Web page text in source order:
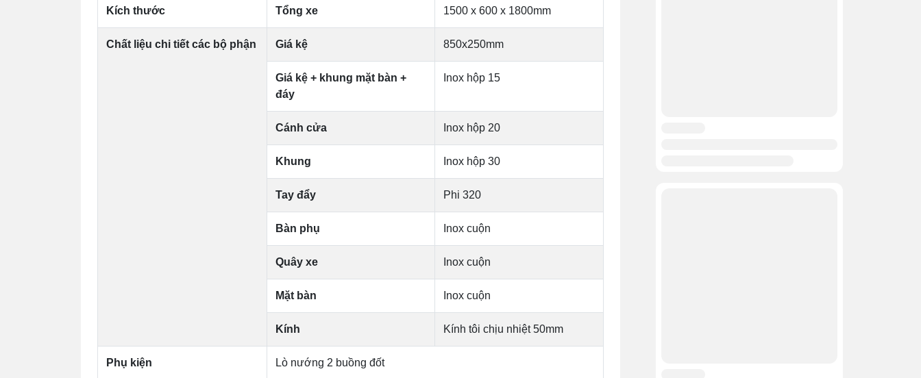
Kích thước Tổng xe 1500 x 600 x 1800mm
Chất liệu chi tiết các bộ phận Giá kệ 850x250mm
Giá kệ + khung mặt bàn +
đáy
Inox hộp 15
Cánh cửa Inox hộp 20
Khung Inox hộp 30
Tay đẩy Phi 320
Bàn phụ Inox cuộn
Quây xe Inox cuộn
Mặt bàn Inox cuộn
Kính Kính tôi chịu nhiệt 50mm
Phụ kiện Lò nướng 2 buồng đốt